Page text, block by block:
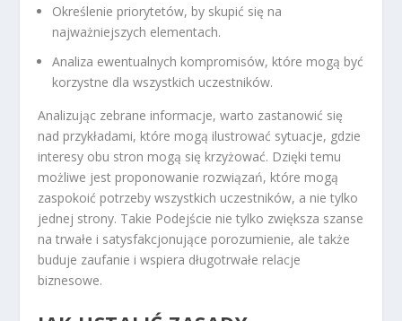
Określenie priorytetów, by skupić się na
najważniejszych elementach.
Analiza ewentualnych kompromisów, które mogą być
korzystne dla wszystkich uczestników.
Analizując zebrane informacje, warto zastanowić się
nad przykładami, które mogą ilustrować sytuacje, gdzie
interesy obu stron mogą się krzyżować. Dzięki temu
możliwe jest proponowanie rozwiązań, które mogą
zaspokoić potrzeby wszystkich uczestników, a nie tylko
jednej strony. Takie Podejście nie tylko zwiększa szanse
na trwałe i satysfakcjonujące porozumienie, ale także
buduje zaufanie i wspiera długotrwałe relacje
biznesowe.